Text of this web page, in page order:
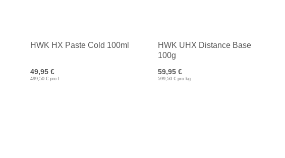
HWK HX Paste Cold 100ml
49,95 €
499,50 € pro l
HWK UHX Distance Base
100g
59,95 €
599,50 € pro kg